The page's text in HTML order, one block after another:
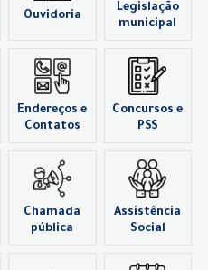
Ouvidoria
Legislação
municipal
Endereços e
Contatos
Concursos e
PSS
Chamada
pública
Assistência
Social